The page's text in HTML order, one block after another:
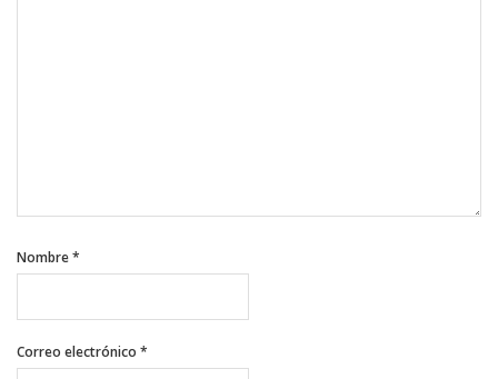
Nombre*
Correo electrónico *